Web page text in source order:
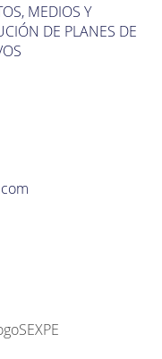
MEDIOS Y
DE PLANES DE